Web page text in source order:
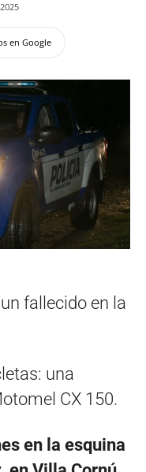
en Google
fallecido en la
una
CX 150.
en la esquina